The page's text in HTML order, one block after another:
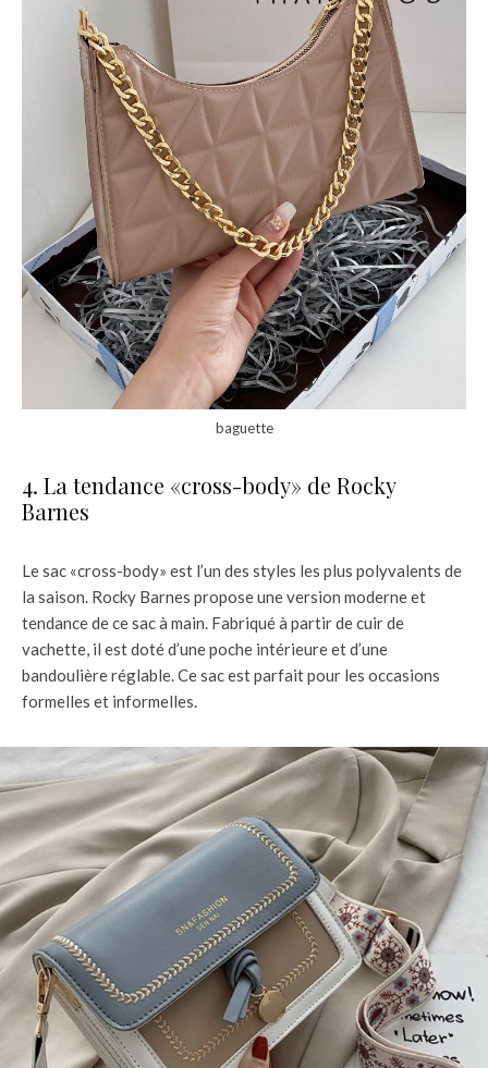
baguette
4. La tendance «cross-body» de Rocky
Barnes
Le sac «cross-body» est l’un des styles les plus polyvalents de
la saison. Rocky Barnes propose une version moderne et
tendance de ce sac à main. Fabriqué à partir de cuir de
vachette, il est doté d’une poche intérieure et d’une
bandoulière réglable. Ce sac est parfait pour les occasions
formelles et informelles.